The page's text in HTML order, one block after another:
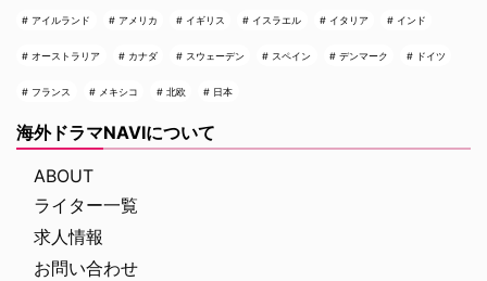
アイルランド アメリカ イギリス イスラエル イタリア インド
オーストラリア カナダ スウェーデン スペイン デンマーク ドイツ
フランス メキシコ 北欧 日本
海外ドラマNAVIについて
ABOUT
ライター一覧
求人情報
お問い合わせ